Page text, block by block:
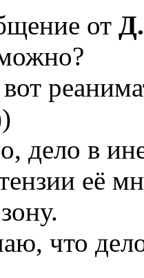
от
дело в
её
что